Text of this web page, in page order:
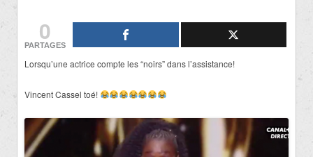
0
PARTAGES
Lorsqu’une actrice compte les “noirs” dans l’assistance!
Vincent Cassel toé!